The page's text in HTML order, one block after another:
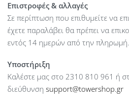
Επιστροφές & αλλαγές
Σε περίπτωση που επιθυμείτε να
έχετε παραλάβει θα πρέπει να
εντός 14 ημερών από την πληρωμή.
Υποστήριξη
Καλέστε μας στο 2310 810 961 ή
διεύθυνση support@towershop.gr